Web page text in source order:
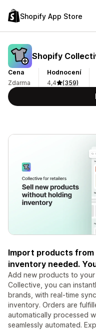
Shopify App Store
Shopify
Cena
Zdarma
Hodnocení
4,4
(359)
Import products
inventory needed.
Add new products to
Collective, you can
brands, with real-time
inventory. Orders are
automatically processed
seamlessly automated.